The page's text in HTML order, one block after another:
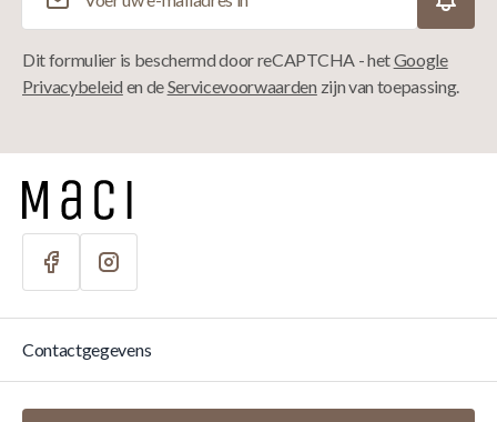
Dit formulier is beschermd door reCAPTCHA - hetGoogle
Privacybeleid en deServicevoorwaarden zijn van toepassing.
Contactgegevens